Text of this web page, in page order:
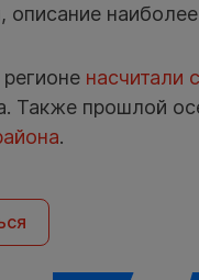
описание
насчитали
Также прошлой
.